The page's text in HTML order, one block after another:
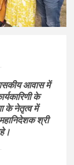
आवास में
के
के नेतृत्व में
श्री